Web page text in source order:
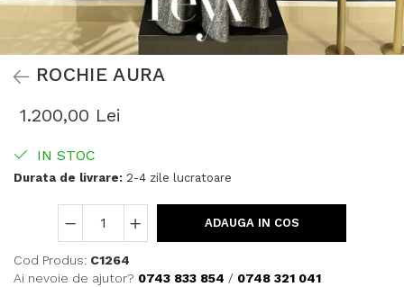
ROCHIE AURA
1.200,00 Lei
IN STOC
Durata de livrare: 2-4 zile lucratoare
ADAUGA IN COS
Cod Produs: C1264
Ai nevoie de ajutor? 0743 833 854 / 0748 321 041